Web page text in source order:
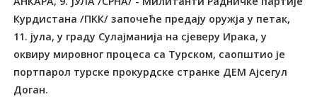
Курдистана /ПКК/ започеће предају оружја у петак,
11. јула, у граду Сулајманија на сјеверу Ирака, у
оквиру мировног процеса са Турском, саопштио је
портпарол турске прокурдске странке ДЕМ Ајсегул
Доган.